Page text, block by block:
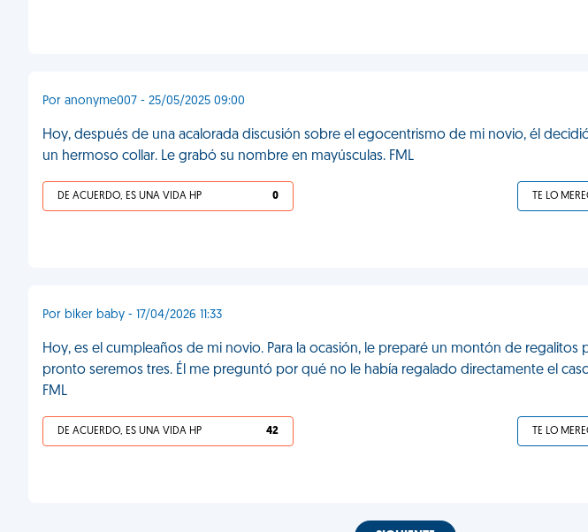
Por anonyme007 - 25/05/2025 09:00
Hoy, después de una acalorada discusión sobre el egocentrismo de mi novio, él
un hermoso collar. Le grabó su nombre en mayúsculas. FML
DE ACUERDO, ES UNA VIDA HP 0 TE LO
Por biker baby - 17/04/2026 11:33
Hoy, es el cumpleaños de mi novio. Para la ocasión, le preparé un montón de regalitos
pronto seremos tres. Él me preguntó por qué no le había regalado directamente el
FML
DE ACUERDO, ES UNA VIDA HP 42 TE LO